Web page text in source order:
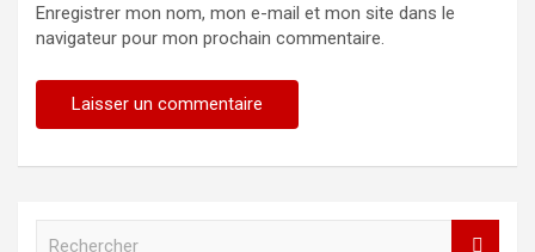
Enregistrer mon nom, mon e-mail et mon site dans le
navigateur pour mon prochain commentaire.